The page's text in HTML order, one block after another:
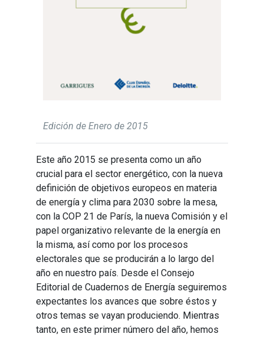
Edición de Enero de 2015
Este año 2015 se presenta como un año
crucial para el sector energético, con la nueva
definición de objetivos europeos en materia
de energía y clima para 2030 sobre la mesa,
con la COP 21 de París, la nueva Comisión y el
papel organizativo relevante de la energía en
la misma, así como por los procesos
electorales que se producirán a lo largo del
año en nuestro país. Desde el Consejo
Editorial de Cuadernos de Energía seguiremos
expectantes los avances que sobre éstos y
otros temas se vayan produciendo. Mientras
tanto, en este primer número del año, hemos